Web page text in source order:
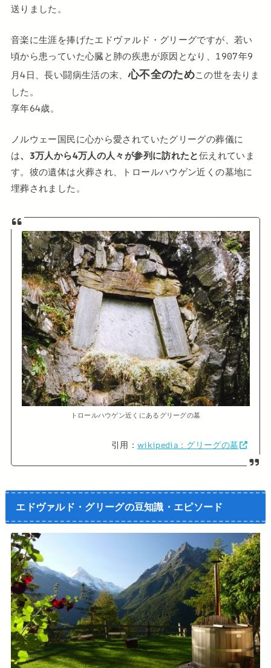
送りました。
音楽に生涯を捧げたエドヴァルド・グリーグですが、若い
頃から患っていた心臓と肺の疾患が原因となり、1907年9
月4日、長い闘病生活の末、心不全のためこの世を去りま
した。
享年64歳。
ノルウェー国民に心から愛されていたグリーグの葬儀に
は、3万人から4万人の人々が参列に訪れたと伝えれていま
す。彼の遺体は火葬され、トロールハウゲン近くの墓地に
埋葬されました。
トロールハウゲン近くにあるグリーグの墓
引用： wikipedia：グリーグの墓
エドヴァルド・グリーグの豆知識・エピソード